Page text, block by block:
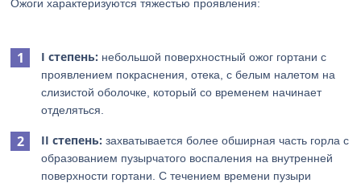
Ожоги характеризуются тяжестью проявления:
I степень: небольшой поверхностный ожог гортани с
проявлением покраснения, отека, с белым налетом на
слизистой оболочке, который со временем начинает
отделяться.
II степень: захватывается более обширная часть горла с
образованием пузырчатого воспаления на внутренней
поверхности гортани. С течением времени пузыри